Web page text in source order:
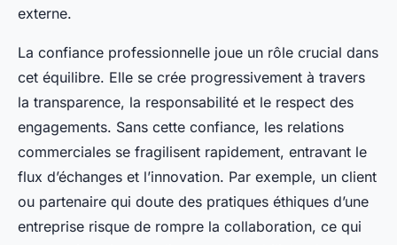
externe.
La confiance professionnelle joue un rôle crucial dans
cet équilibre. Elle se crée progressivement à travers
la transparence, la responsabilité et le respect des
engagements. Sans cette confiance, les relations
commerciales se fragilisent rapidement, entravant le
flux d’échanges et l’innovation. Par exemple, un client
ou partenaire qui doute des pratiques éthiques d’une
entreprise risque de rompre la collaboration, ce qui